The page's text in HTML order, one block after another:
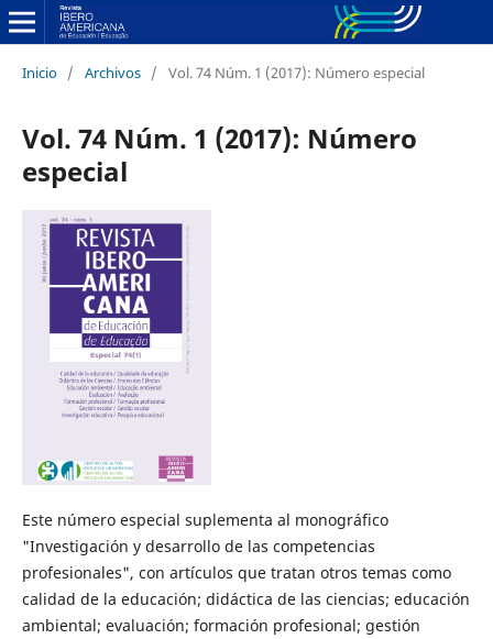
Inicio / Archivos / Vol. 74 Núm. 1 (2017): Número especial
Vol. 74 Núm. 1 (2017): Número
especial
Este número especial suplementa al monográfico
"Investigación y desarrollo de las competencias
profesionales", con artículos que tratan otros temas como
calidad de la educación; didáctica de las ciencias; educación
ambiental; evaluación; formación profesional; gestión